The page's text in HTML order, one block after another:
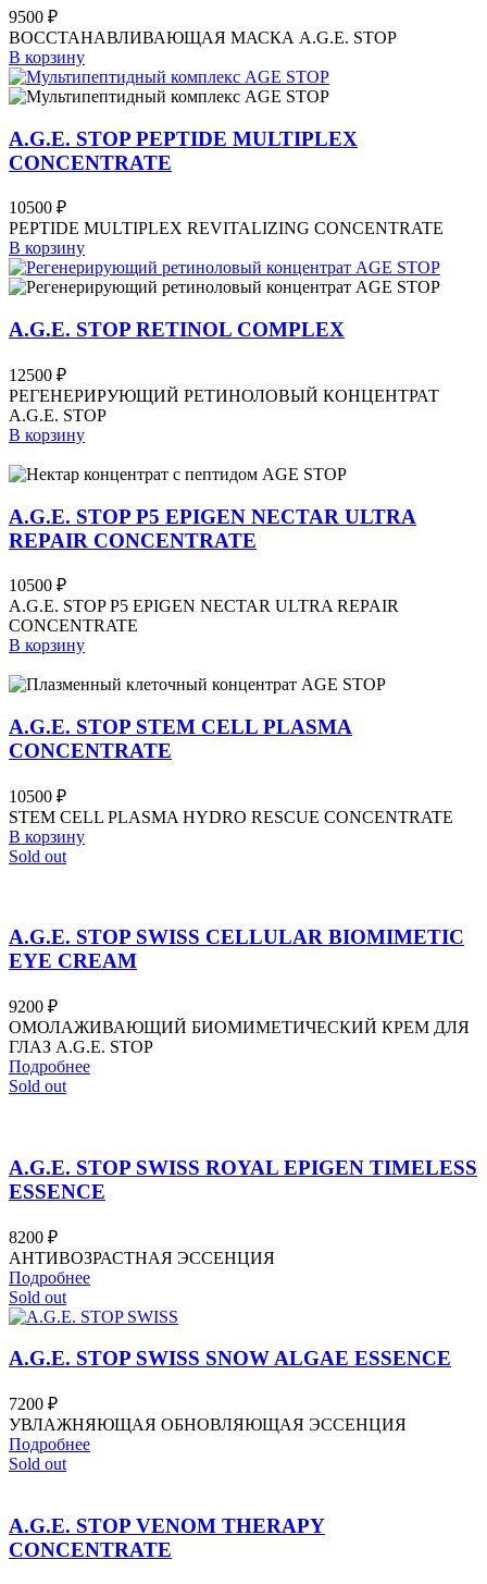
9500 ₽
ВОССТАНАВЛИВАЮЩАЯ МАСКА A.G.E. STOP
В корзину
A.G.E. STOP PEPTIDE MULTIPLEX
CONCENTRATE
10500 ₽
PEPTIDE MULTIPLEX REVITALIZING CONCENTRATE
В корзину
A.G.E. STOP RETINOL COMPLEX
12500 ₽
РЕГЕНЕРИРУЮЩИЙ РЕТИНОЛОВЫЙ КОНЦЕНТРАТ
A.G.E. STOP
В корзину
A.G.E. STOP P5 EPIGEN NECTAR ULTRA
REPAIR CONCENTRATE
10500 ₽
A.G.E. STOP P5 EPIGEN NECTAR ULTRA REPAIR
CONCENTRATE
В корзину
A.G.E. STOP STEM CELL PLASMA
CONCENTRATE
10500 ₽
STEM CELL PLASMA HYDRO RESCUE CONCENTRATE
В корзину
Sold out
A.G.E. STOP SWISS CELLULAR BIOMIMETIC
EYE CREAM
9200 ₽
ОМОЛАЖИВАЮЩИЙ БИОМИМЕТИЧЕСКИЙ КРЕМ ДЛЯ
ГЛАЗ A.G.E. STOP
Подробнее
Sold out
A.G.E. STOP SWISS ROYAL EPIGEN TIMELESS
ESSENCE
8200 ₽
АНТИВОЗРАСТНАЯ ЭССЕНЦИЯ
Подробнее
Sold out
A.G.E. STOP SWISS SNOW ALGAE ESSENCE
7200 ₽
УВЛАЖНЯЮЩАЯ ОБНОВЛЯЮЩАЯ ЭССЕНЦИЯ
Подробнее
Sold out
A.G.E. STOP VENOM THERAPY
CONCENTRATE